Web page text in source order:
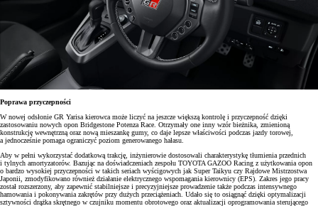
Poprawa przyczepności
W nowej odsłonie GR Yarisa kierowca może liczyć na jeszcze większą kontrolę i przyczepność dzięki
zastosowaniu nowych opon Bridgestone Potenza Race. Otrzymały one inny wzór bieżnika, zmienioną
konstrukcję wewnętrzną oraz nową mieszankę gumy, co daje lepsze właściwości podczas jazdy torowej,
a jednocześnie pomaga ograniczyć poziom generowanego hałasu.
Aby w pełni wykorzystać dodatkową trakcję, inżynierowie dostosowali charakterystykę tłumienia przednich
i tylnych amortyzatorów. Bazując na doświadczeniach zespołu TOYOTA GAZOO Racing z użytkowania opon
o bardzo wysokiej przyczepności w takich seriach wyścigowych jak Super Taikyu czy Rajdowe Mistrzostwa
Japonii, zmodyfikowano również działanie elektrycznego wspomagania kierownicy (EPS). Zakres jego pracy
został rozszerzony, aby zapewnić stabilniejsze i precyzyjniejsze prowadzenie także podczas intensywnego
hamowania i pokonywania zakrętów przy dużych przeciążeniach. Udało się to osiągnąć dzięki optymalizacji
sztywności drążka skrętnego w czujniku momentu obrotowego oraz aktualizacji oprogramowania sterującego